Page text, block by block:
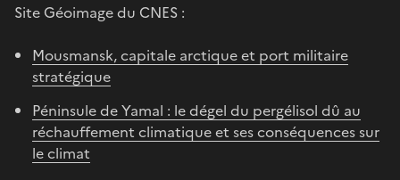
Site Géoimage du CNES :
Mousmansk, capitale arctique et port militaire
stratégique
Péninsule de Yamal : le dégel du pergélisol dû au
réchauffement climatique et ses conséquences sur
le climat